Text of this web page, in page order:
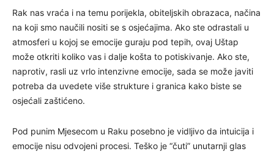
Rak nas vraća i na temu porijekla, obiteljskih obrazaca, načina
na koji smo naučili nositi se s osjećajima. Ako ste odrastali u
atmosferi u kojoj se emocije guraju pod tepih, ovaj Uštap
može otkriti koliko vas i dalje košta to potiskivanje. Ako ste,
naprotiv, rasli uz vrlo intenzivne emocije, sada se može javiti
potreba da uvedete više strukture i granica kako biste se
osjećali zaštićeno.
Pod punim Mjesecom u Raku posebno je vidljivo da intuicija i
emocije nisu odvojeni procesi. Teško je “čuti” unutarnji glas